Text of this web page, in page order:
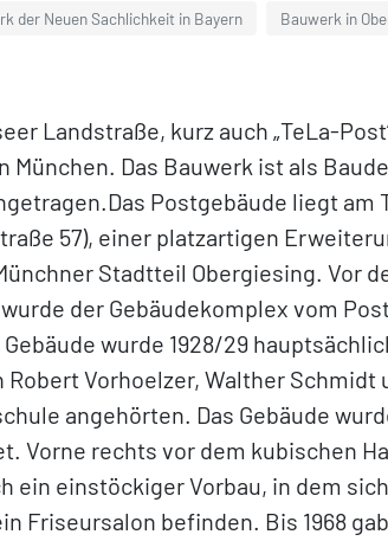
der Neuen Sachlichkeit in Bayern Bauwerk in
Landstraße, kurz auch „TeLa-
München. Das Bauwerk ist als
Postgebäude liegt am
57), einer platzartigen
Stadtteil Obergiesing. Vor
der Gebäudekomplex vom
wurde 1928/29
Vorhoelzer, Walther Schmidt
angehörten. Das Gebäude
Vorne rechts vor dem kubischen
ein einstöckiger Vorbau, in dem
Friseursalon befinden. Bis 1968